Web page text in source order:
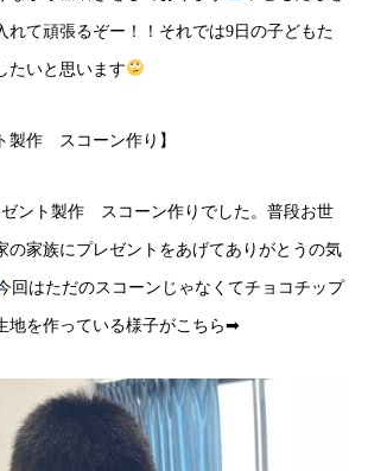
れて頑張るぞー！！それでは9日の子どもた
たいと思います
製作 スコーン作り】
ント製作 スコーン作りでした。普段お世
の家族にプレゼントをあげてありがとうの気
回はただのスコーンじゃなくてチョコチップ
地を作っている様子がこちら➡